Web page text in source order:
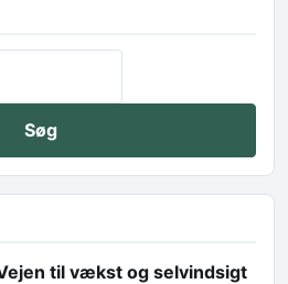
til vækst og selvindsigt